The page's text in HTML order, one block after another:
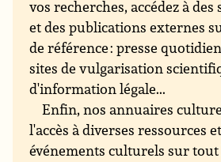
vos recherches, accédez à
et des publications externes
de référence : presse
sites de vulgarisation
d'information légale...
Enfin, nos annuaires
l'accès à diverses ressources
événements culturels sur